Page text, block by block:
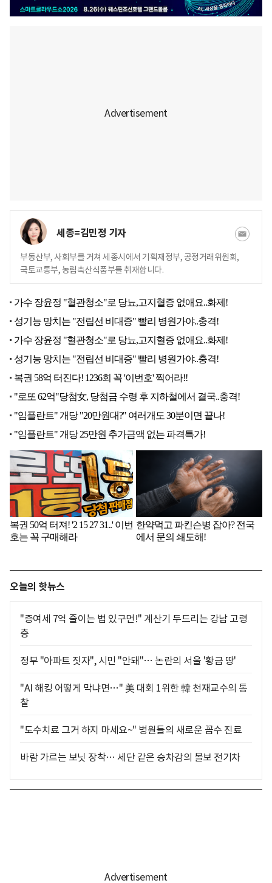
세종=김민정 기자
부동산부, 사회부를 거쳐 세종시에서 기획재정부, 공정거래위원회,
국토교통부, 농림축산식품부를 취재합니다.
오늘의 핫뉴스
"증여세 7억 줄이는 법 있구먼!" 계산기 두드리는 강남 고령
층
정부 "아파트 짓자", 시민 "안돼"… 논란의 서울 '황금 땅'
"AI 해킹 어떻게 막냐면…" 美 대회 1위한 韓 천재교수의 통
찰
"도수치료 그거 하지 마세요~" 병원들의 새로운 꼼수 진료
바람 가르는 보닛 장착… 세단 같은 승차감의 볼보 전기차